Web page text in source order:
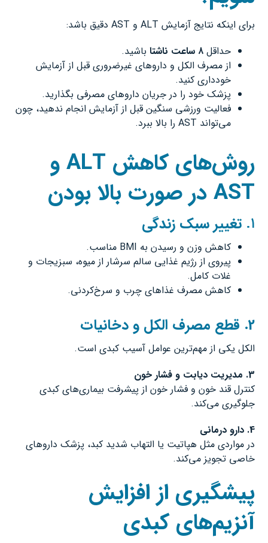
برای اینکه نتایج آزمایش ALT و AST دقیق باشد:
حداقل۸ ساعت ناشتا باشید.
از مصرف الکل و داروهای غیرضروری قبل از آزمایش
خودداری کنید.
پزشک خود را در جریان داروهای مصرفی بگذارید.
فعالیت ورزشی سنگین قبل از آزمایش انجام ندهید، چون
می‌تواند AST را بالا ببرد.
روش‌های کاهش
و
AST در صورت بالا بودن
۱. تغییر سبک زندگی
کاهش وزن و رسیدن به BMI مناسب.
پیروی از رژیم غذایی سالم سرشار از میوه، سبزیجات و
غلات کامل.
کاهش مصرف غذاهای چرب و سرخ‌کردنی.
2. قطع مصرف الکل و دخانیات
الکل یکی از مهم‌ترین عوامل آسیب کبدی است.
3. مدیریت دیابت و فشار خون
کنترل قند خون و فشار خون از پیشرفت بیماری‌های کبدی
جلوگیری می‌کند.
4. دارو درمانی
در مواردی مثل هپاتیت یا التهاب شدید کبد، پزشک داروهای
خاصی تجویز می‌کند.
پیشگیری از افزایش
آنزیم‌های کبدی